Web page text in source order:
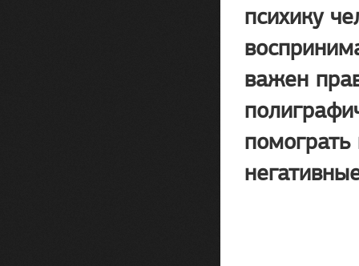
психику
важен